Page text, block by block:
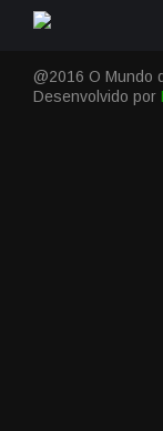
@2016 O Mundo
Desenvolvido por